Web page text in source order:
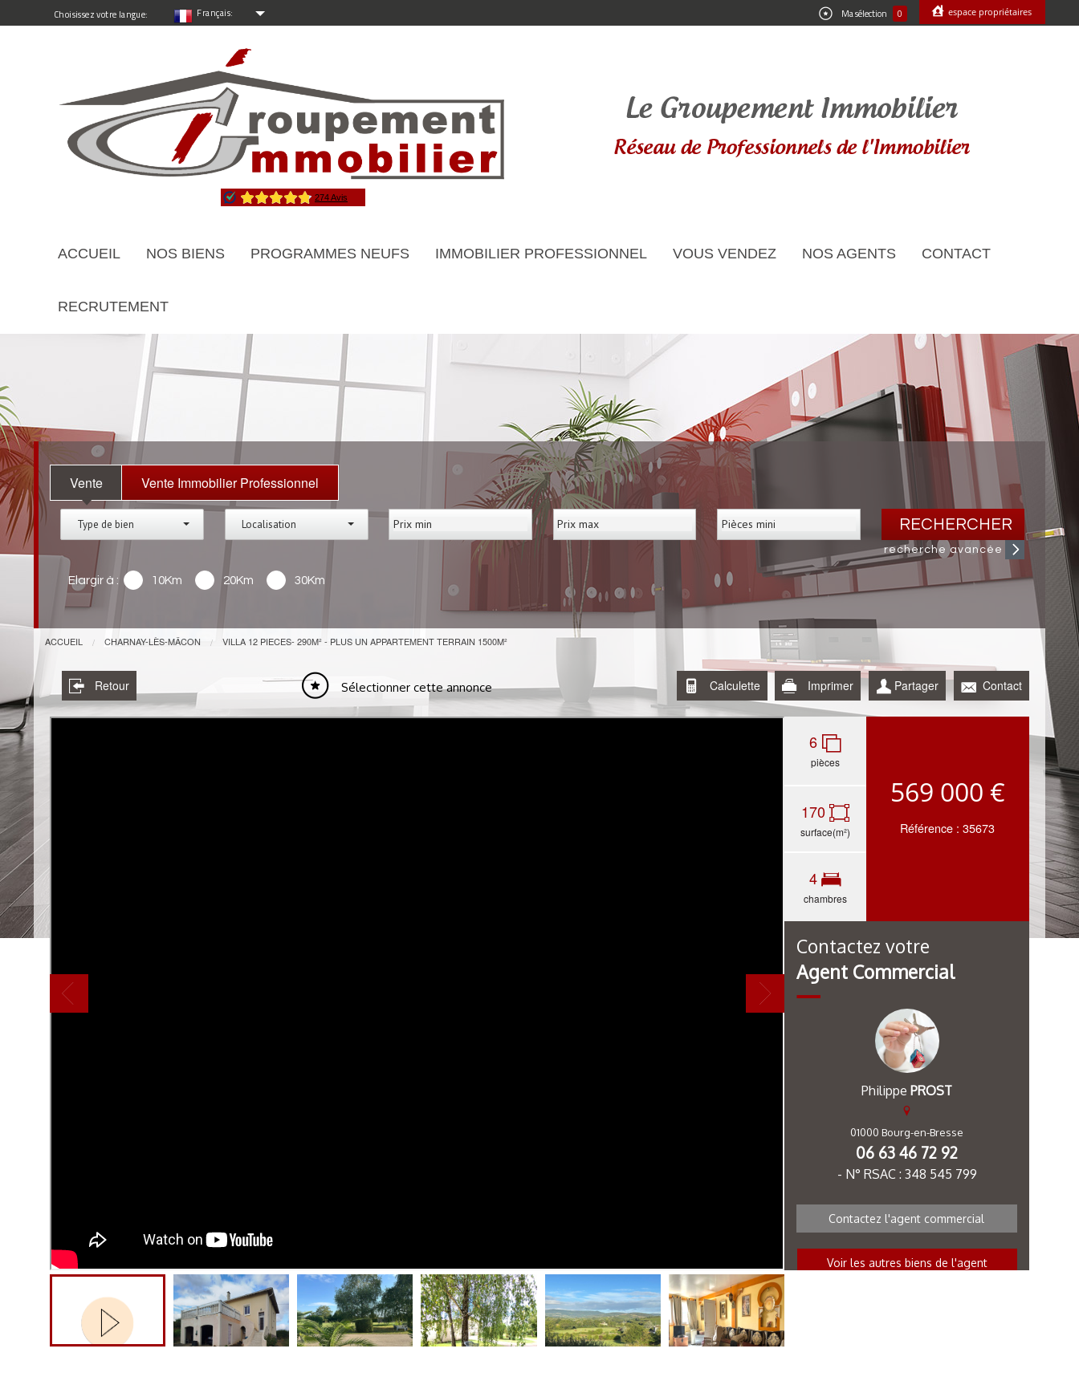
Choisissez votre langue: Français: Ma sélection 0 espace propriétaires
ACCUEIL NOS BIENS PROGRAMMES NEUFS IMMOBILIER PROFESSIONNEL VOUS VENDEZ NOS AGENTS CONTACT
RECRUTEMENT
Vente Vente Immobilier Professionnel
Type de bien Localisation RECHERCHER
recherche avancée
Elargir à : 10Km 20Km 30Km
ACCUEIL CHARNAY-LÈS-MÂCON VILLA 12 PIECES- 290M² - PLUS UN APPARTEMENT TERRAIN 1500M²
Retour Sélectionner cette annonce Contact
Partager
Imprimer
Calculette
6
pièces
170
surface(m²)
4
chambres
569 000 €
Référence : 35673
Contactez votre
Agent Commercial
Philippe PROST
01000 Bourg-en-Bresse
06 63 46 72 92
- N° RSAC : 348 545 799
Contactez l'agent commercial
Voir les autres biens de l'agent